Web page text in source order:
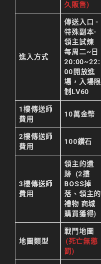
久販售)
進入方式
傳送入口 -
特殊副本-
領主試煉
每周二~日
20:00~22:
00開放進
場，入場限
制LV60
1樓傳送師
費用
10萬金幣
2樓傳送師
費用
100鑽石
3樓傳送師
費用
領主的遺
跡 (2摟
BOSS掉
落、領主的
禮物 商城
購買獲得)
地圖類型
戰鬥地圖
(死亡無懲
罰)